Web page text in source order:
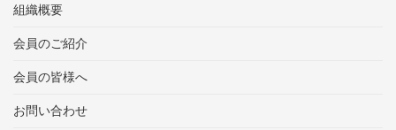
組織概要
会員のご紹介
会員の皆様へ
お問い合わせ